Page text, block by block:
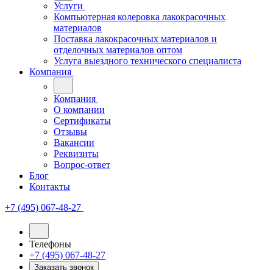
Услуги
Компьютерная колеровка лакокрасочных
материалов
Поставка лакокрасочных материалов и
отделочных материалов оптом
Услуга выездного технического специалиста
Компания
Компания
О компании
Сертификаты
Отзывы
Вакансии
Реквизиты
Вопрос-ответ
Блог
Контакты
+7 (495) 067-48-27
Телефоны
+7 (495) 067-48-27
Заказать звонок